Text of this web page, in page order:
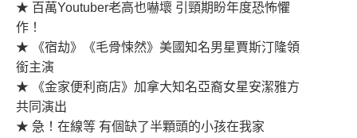
★ 百萬Youtuber老高也嚇壞 引頸期盼年度恐怖懼
作！
★ 《宿劫》《毛骨悚然》美國知名男星賈斯汀隆領
銜主演
★ 《金家便利商店》加拿大知名亞裔女星安潔雅方
共同演出
★ 急！在線等 有個缺了半顆頭的小孩在我家